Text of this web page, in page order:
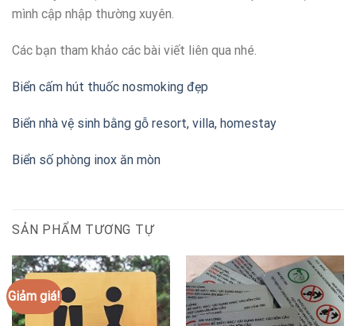
mình cập nhập thường xuyên.
Các bạn tham khảo các bài viết liên qua nhé.
Biển cấm hút thuốc nosmoking đẹp
Biển nhà vệ sinh bằng gỗ resort, villa, homestay
Biển số phòng inox ăn mòn
SẢN PHẨM TƯƠNG TỰ
Giảm giá!